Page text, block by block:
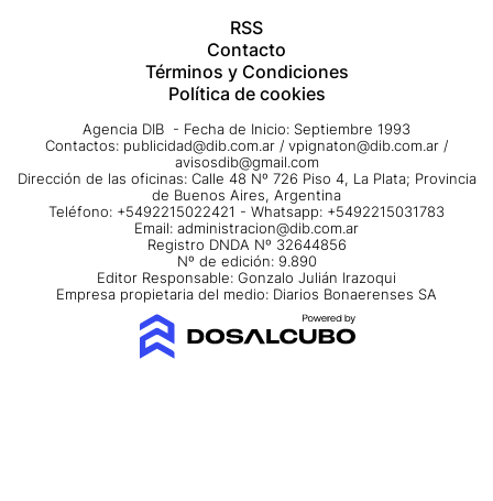
RSS
Contacto
Términos y Condiciones
Política de cookies
Agencia DIB - Fecha de Inicio: Septiembre 1993
Contactos: publicidad@dib.com.ar / vpignaton@dib.com.ar /
avisosdib@gmail.com
Dirección de las oficinas: Calle 48 Nº 726 Piso 4, La Plata; Provincia
de Buenos Aires, Argentina
Teléfono: +5492215022421 - Whatsapp: +5492215031783
Email: administracion@dib.com.ar
Registro DNDA Nº 32644856
Nº de edición: 9.890
Editor Responsable: Gonzalo Julián Irazoqui
Empresa propietaria del medio: Diarios Bonaerenses SA